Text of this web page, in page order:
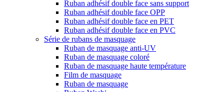
Ruban adhésif double face sans support
Ruban adhésif double face OPP
Ruban adhésif double face en PET
Ruban adhésif double face en PVC
Série de rubans de masquage
Ruban de masquage anti-UV
Ruban de masquage coloré
Ruban de masquage haute température
Film de masquage
Ruban de masquage